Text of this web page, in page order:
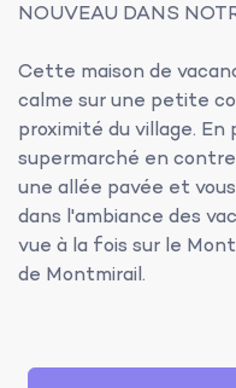
NOUVEAU DANS
Cette maison de
calme sur une petite
proximité du village.
supermarché en
une allée pavée et
dans l'ambiance des
vue à la fois sur le
de Montmirail.